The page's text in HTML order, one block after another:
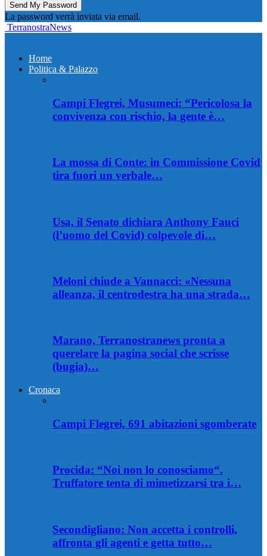
La password verrà inviata via email.
TerranostraNews
Home
Politica & Palazzo
Campi Flegrei, Musumeci: “Pericolosa la
convivenza con rischio, la gente è…
La mossa di Conte: in Commissione Covid
tira fuori un verbale…
Usa, il Senato dichiara Anthony Fauci
(l’uomo del Covid) colpevole di…
Meloni chiude a Vannacci: «Nessuna
alleanza, il centrodestra ha una strada…
Marano, Terranostranews pronta a
querelare la pagina social che scrisse
(bugia)…
Cronaca
Campi Flegrei, 691 abitazioni sgomberate
Procida: “Noi non lo conosciamo“.
Truffatore tenta di mimetizzarsi tra i…
Secondigliano: Non accetta i controlli,
affronta gli agenti e getta tutto…